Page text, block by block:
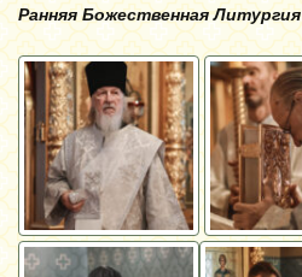
Ранняя Божественная Литургия